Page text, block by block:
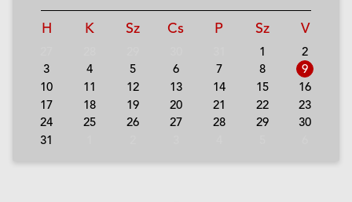
H K Sz Cs P Sz V
1
2
3
4 5 6 7 8
9
10
11 12 13 14 15
16
17
18 19 20 21 22
23
24
25 26 27 28 29
30
31